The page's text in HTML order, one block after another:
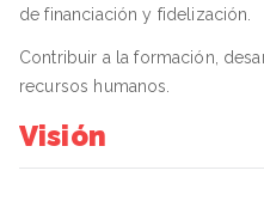
de financiación y fidelización.
Contribuir a la formación,
recursos humanos.
Visión